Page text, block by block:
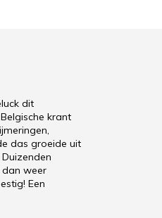
dit
krant
das groeide uit
dan weer
Een